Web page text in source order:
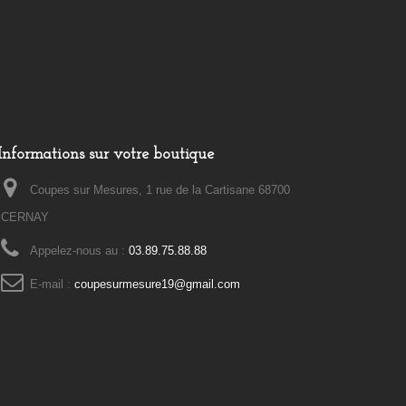
sur votre boutique
Coupes sur Mesures, 1 rue de la Cartisane 68700
CERNAY
Appelez-nous au : 03.89.75.88.88
E-mail : coupesurmesure19@gmail.com